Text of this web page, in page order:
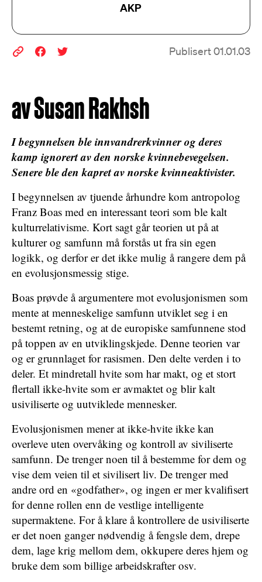
AKP
Publisert 01.01.03
av Susan Rakhsh
I begynnelsen ble innvandrerkvinner og deres
kamp ignorert av den norske kvinnebevegelsen.
Senere ble den kapret av norske kvinneaktivister.
I begynnelsen av tjuende århundre kom antropolog
Franz Boas med en interessant teori som ble kalt
kulturrelativisme. Kort sagt går teorien ut på at
kulturer og samfunn må forstås ut fra sin egen
logikk, og derfor er det ikke mulig å rangere dem på
en evolusjonsmessig stige.
Boas prøvde å argumentere mot evolusjonismen som
mente at menneskelige samfunn utviklet seg i en
bestemt retning, og at de europiske samfunnene stod
på toppen av en utviklingskjede. Denne teorien var
og er grunnlaget for rasismen. Den delte verden i to
deler. Et mindretall hvite som har makt, og et stort
flertall ikke-hvite som er avmaktet og blir kalt
usiviliserte og uutviklede mennesker.
Evolusjonismen mener at ikke-hvite ikke kan
overleve uten overvåking og kontroll av siviliserte
samfunn. De trenger noen til å bestemme for dem og
vise dem veien til et sivilisert liv. De trenger med
andre ord en «godfather», og ingen er mer kvalifisert
for denne rollen enn de vestlige intelligente
supermaktene. For å klare å kontrollere de usiviliserte
er det noen ganger nødvendig å fengsle dem, drepe
dem, lage krig mellom dem, okkupere deres hjem og
bruke dem som billige arbeidskrafter osv.